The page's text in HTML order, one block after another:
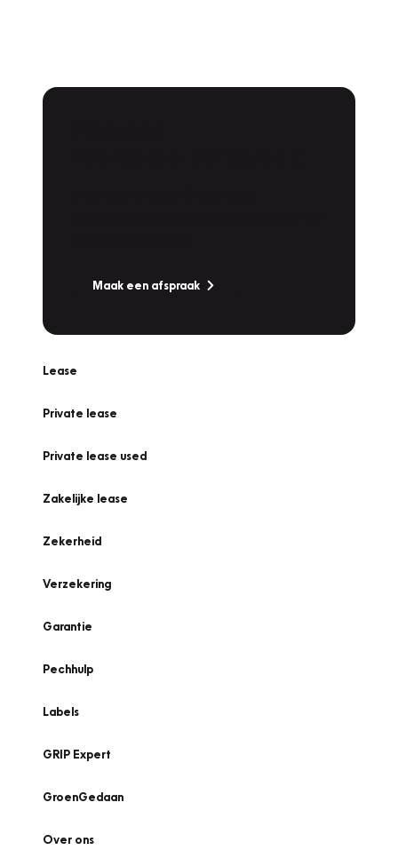
Maak een afspraak
Lease
Private lease
Private lease used
Zakelijke lease
Zekerheid
Verzekering
Garantie
Pechhulp
Labels
GRIP Expert
GroenGedaan
Over ons